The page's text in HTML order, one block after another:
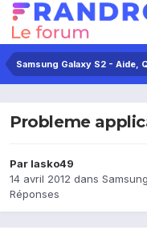
Samsung Galaxy S2 - Aide,
Probleme
Par lasko49
14 avril 2012 dans
Réponses